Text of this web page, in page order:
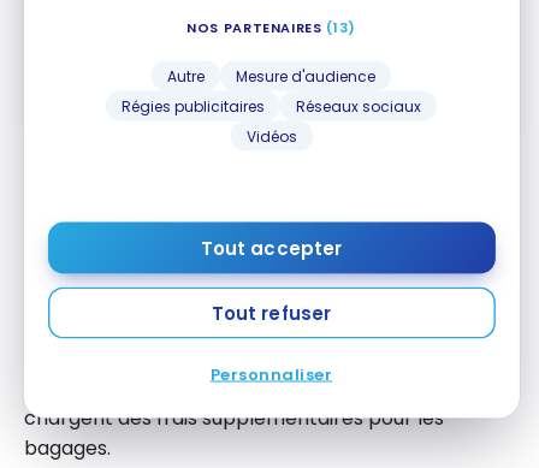
NOS PARTENAIRES (13)
Autre
Mesure d'audience
Régies publicitaires
Réseaux sociaux
Vidéos
Tout accepter
Tout refuser
Personnaliser
Souscrire
Conclusion
Cette offre spéciale fait suite aux récentes
nouvelles de compagnies aériennes commeAir
Canada
et WestJet qui ont changé la tarification
de toutes les autres compagnies aériennes qui
chargent des frais supplémentaires pour les
bagages.